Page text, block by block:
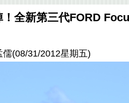
全新第三代FORD
(08/31/2012星期五)